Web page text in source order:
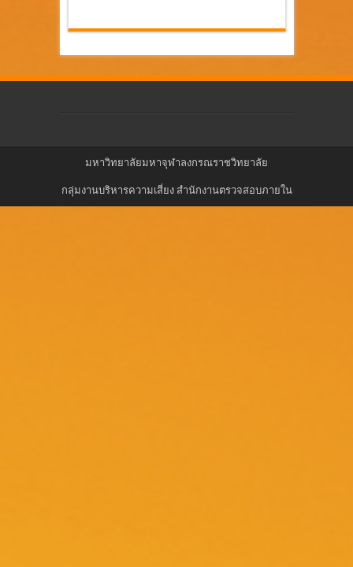
มหาวิทยาลัยมหาจุฬาลงกรณราชวิทยาลัย
กลุ่มงานบริหารความเสี่ยง สำนักงานตรวจสอบภายใน